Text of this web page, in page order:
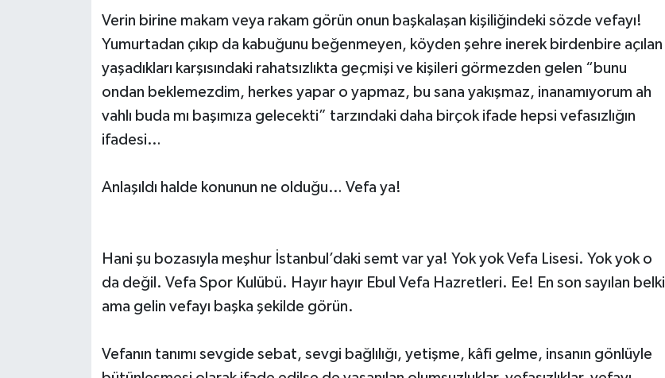
Verin birine makam veya rakam görün onun başkalaşan kişiliğindeki sözde vefayı!
Yumurtadan çıkıp da kabuğunu beğenmeyen, köyden şehre inerek birdenbire açılan
yaşadıkları karşısındaki rahatsızlıkta geçmişi ve kişileri görmezden gelen “bunu
ondan beklemezdim, herkes yapar o yapmaz, bu sana yakışmaz, inanamıyorum ah
vahlı buda mı başımıza gelecekti” tarzındaki daha birçok ifade hepsi vefasızlığın
ifadesi…
Anlaşıldı halde konunun ne olduğu… Vefa ya!
Hani şu bozasıyla meşhur İstanbul’daki semt var ya! Yok yok Vefa Lisesi. Yok yok o
da değil. Vefa Spor Kulübü. Hayır hayır Ebul Vefa Hazretleri. Ee! En son sayılan belki
ama gelin vefayı başka şekilde görün.
Vefanın tanımı sevgide sebat, sevgi bağlılığı, yetişme, kâfi gelme, insanın gönlüyle